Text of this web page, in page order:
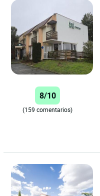
8/10
(159 comentarios)